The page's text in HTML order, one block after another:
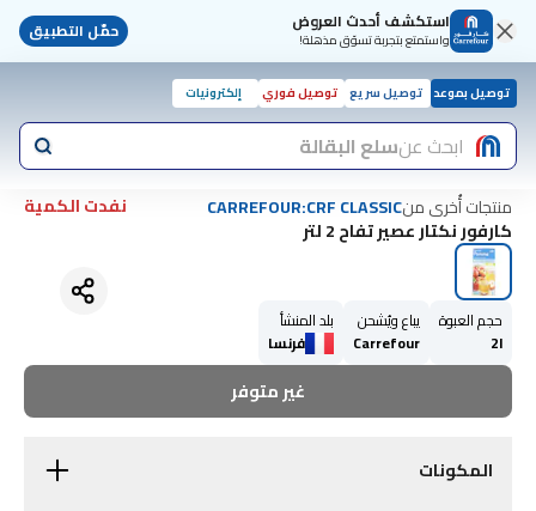
استكشف أحدث العروض
واستمتع بتجربة تسوّق مذهلة! حمّل التطبيق
توصيل بموعد توصيل سريع توصيل فوري إلكترونيات
ابحث عنسلع البقالة
منتجات أُخرى منCARREFOUR:CRF CLASSIC
نفدت الكمية
كارفور نكتار عصير تفاح 2 لتر
حجم العبوة
2l
يباع ويُشحن
Carrefour
بلد المنشأ
فرنسا
غير متوفر
المكونات